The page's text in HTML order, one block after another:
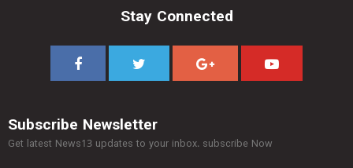
Stay Connected
Subscribe Newsletter
Get latest News13 updates to your inbox. subscribe Now